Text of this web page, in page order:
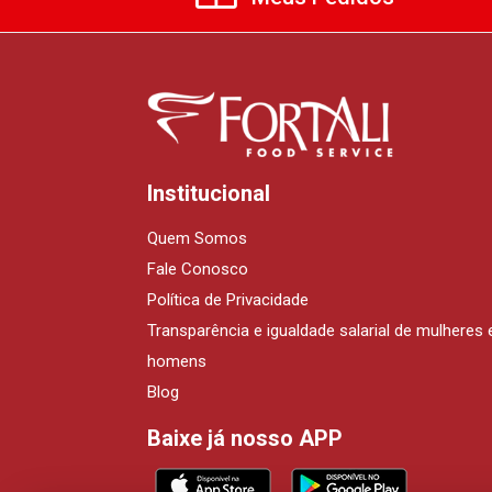
Institucional
Quem Somos
Fale Conosco
Política de Privacidade
Transparência e igualdade salarial de mulheres
homens
Blog
Baixe já nosso APP